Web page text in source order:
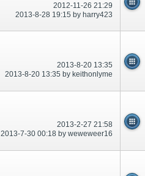
2012-11-26 21:29
2013-8-28 19:15 by harry423
2013-8-20 13:35
2013-8-20 13:35 by keithonlyme
2013-2-27 21:58
2013-7-30 00:18 by weweweer16